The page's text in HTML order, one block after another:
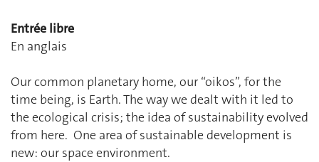
Entrée libre
En anglais
Our common planetary home, our “oikos”, for the
time being, is Earth. The way we dealt with it led to
the ecological crisis; the idea of sustainability evolved
from here. One area of sustainable development is
new: our space environment.